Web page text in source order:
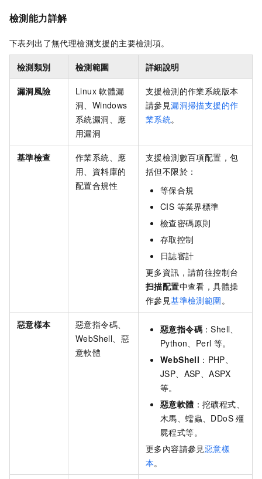
檢測能力詳解
下表列出了無代理檢測支援的主要檢測項。
檢測類別 檢測範圍 詳細說明
漏洞風險
Linux 軟體漏
洞、Windows
系統漏洞、應
用漏洞
支援檢測的作業系統版本
請參見漏洞掃描支援的作
業系統。
基準檢查
作業系統、應
用、資料庫的
配置合規性
支援檢測數百項配置，包
括但不限於：
等保合規
CIS 等業界標準
檢查密碼原則
存取控制
日誌審計
更多資訊，請前往控制台
扫描配置中查看，具體操
作參見基準檢測範圍。
惡意樣本
惡意指令碼、
WebShell、惡
意軟體
惡意指令碼 ：Shell、
Python、Perl 等。
WebShell ：PHP、
JSP、ASP、ASPX
等。
惡意軟體 ：挖礦程式、
木馬、蠕蟲、DDoS 殭
屍程式等。
更多內容請參見惡意樣
本。